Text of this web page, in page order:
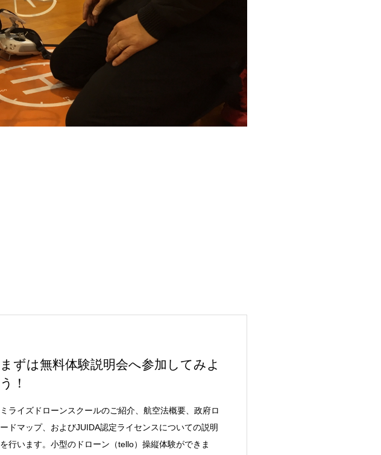
まずは無料体験説明会へ参加してみよ
う！
ミライズドローンスクールのご紹介、航空法概要、政府ロ
ードマップ、およびJUIDA認定ライセンスについての説明
を行います。小型のドローン（tello）操縦体験ができま